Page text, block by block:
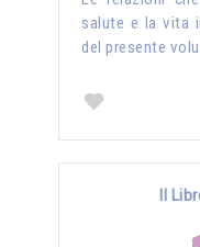
salute e la vita
del presente
Il